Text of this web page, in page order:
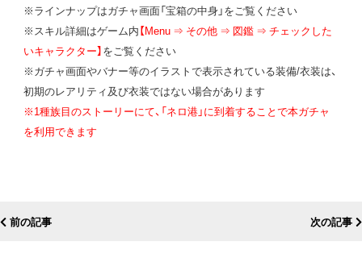
※ラインナップはガチャ画面「宝箱の中身」をご覧ください
※スキル詳細はゲーム内【Menu ⇒ その他 ⇒ 図鑑 ⇒ チェックした
いキャラクター】をご覧ください
※ガチャ画面やバナー等のイラストで表示されている装備/衣装は、
初期のレアリティ及び衣装ではない場合があります
※1種族目のストーリーにて、「ネロ港」に到着することで本ガチャ
を利用できます
前の記事 次の記事